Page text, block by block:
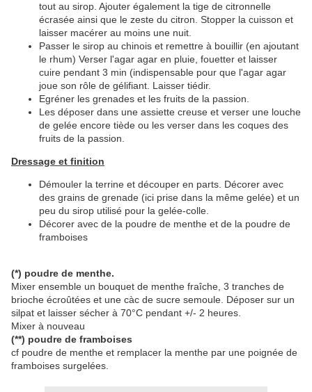
tout au sirop. Ajouter également la tige de citronnelle
écrasée ainsi que le zeste du citron. Stopper la cuisson et
laisser macérer au moins une nuit.
Passer le sirop au chinois et remettre à bouillir (en ajoutant
le rhum) Verser l'agar agar en pluie, fouetter et laisser
cuire pendant 3 min (indispensable pour que l'agar agar
joue son rôle de gélifiant. Laisser tiédir.
Egréner les grenades et les fruits de la passion.
Les déposer dans une assiette creuse et verser une louche
de gelée encore tiède ou les verser dans les coques des
fruits de la passion.
Dressage et finition
Démouler la terrine et découper en parts. Décorer avec
des grains de grenade (ici prise dans la même gelée) et un
peu du sirop utilisé pour la gelée-colle.
Décorer avec de la poudre de menthe et de la poudre de
framboises
(*) poudre de menthe.
Mixer ensemble un bouquet de menthe fraîche, 3 tranches de
brioche écroûtées et une càc de sucre semoule. Déposer sur un
silpat et laisser sécher à 70°C pendant +/- 2 heures.
Mixer à nouveau
(**) poudre de framboises
cf poudre de menthe et remplacer la menthe par une poignée de
framboises surgelées.